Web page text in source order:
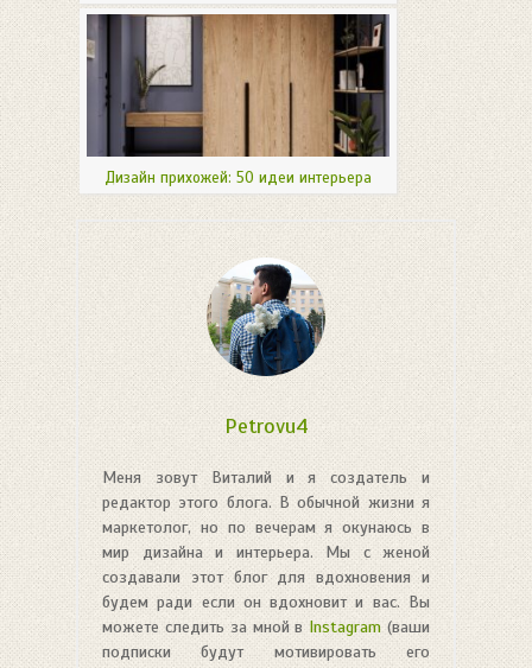
Дизайн прихожей: 50 идеи интерьера
Petrovu4
Меня зовут Виталий и я создатель и
редактор этого блога. В обычной жизни я
маркетолог, но по вечерам я окунаюсь в
мир дизайна и интерьера. Мы с женой
создавали этот блог для вдохновения и
будем ради если он вдохновит и вас. Вы
можете следить за мной в Instagram (ваши
подписки будут мотивировать его